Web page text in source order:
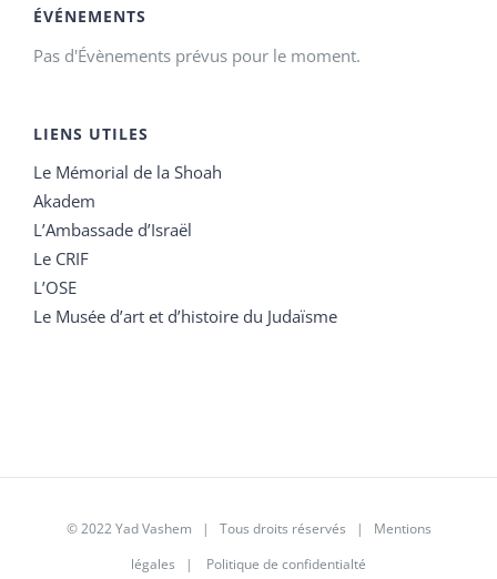
ÉVÉNEMENTS
Pas d'Évènements prévus pour le moment.
LIENS UTILES
Le Mémorial de la Shoah
Akadem
L’Ambassade d’Israël
Le CRIF
L’OSE
Le Musée d’art et d’histoire du Judaïsme
© 2022 Yad Vashem | Tous droits réservés | Mentions
légales | Politique de confidentialté